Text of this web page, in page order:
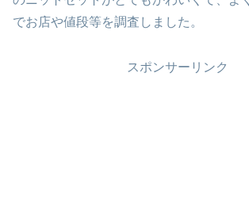
でお店や値段等を調査しました。
スポンサーリンク